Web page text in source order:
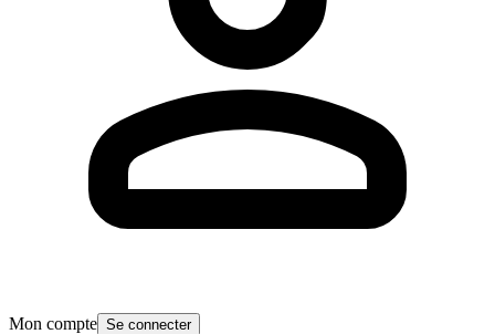
Mon compte Se connecter